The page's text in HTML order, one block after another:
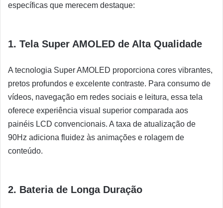
específicas que merecem destaque:
1. Tela Super AMOLED de Alta Qualidade
A tecnologia Super AMOLED proporciona cores vibrantes,
pretos profundos e excelente contraste. Para consumo de
vídeos, navegação em redes sociais e leitura, essa tela
oferece experiência visual superior comparada aos
painéis LCD convencionais. A taxa de atualização de
90Hz adiciona fluidez às animações e rolagem de
conteúdo.
2. Bateria de Longa Duração